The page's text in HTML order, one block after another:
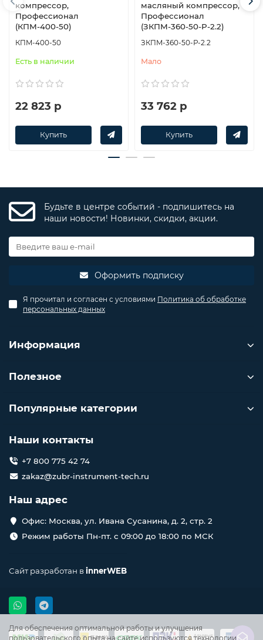
компрессор,
Профессионал
(КПМ-400-50)
КПМ-400-50
Есть в наличии
22 823 р
Купить
масляный компрессор,
Профессионал
(ЗКПМ-360-50-Р-2.2)
ЗКПМ-360-50-Р-2.2
Мало
33 762 р
Купить
Для обеспечения оптимальной работы и улучшения
пользовательского опыта на сайте используются технологии
Будьте в центре событий - подпишитесь на
наши новости! Новинки, скидки, акции.
Оформить подписку
Я прочитал и согласен с условиями Политика об обработке
персональных данных
Информация
Полезное
Популярные категории
Наши контакты
+7 800 775 42 74
zakaz@zubr-instrument-tech.ru
Наш адрес
Офис: Москва, ул. Ивана Сусанина, д. 2, стр. 2
Режим работы Пн-пт. с 09:00 до 18:00 по МСК
Сайт разработан вinnerWEB